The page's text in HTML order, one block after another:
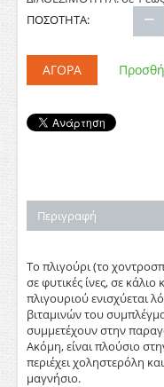
ΠΟΣΟΤΗΤΑ:
−
ΑΓΟΡΆ
Περιγραφή
Το πλιγούρι (το
σε φυτικές ίνες, σε
πλιγουριού ενισχύεται
βιταμινών του
συμμετέχουν στην
Ακόμη, είναι πλούσιο
περιέχει χοληστερόλη
μαγνήσιο.